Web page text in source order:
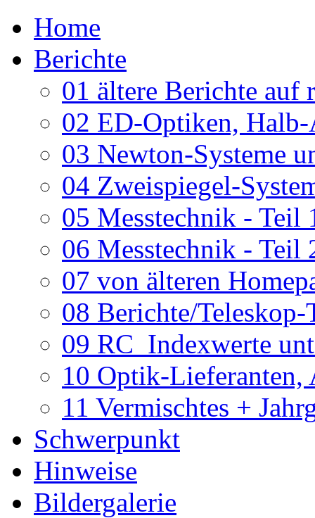
Home
Berichte
01 ältere Berichte auf
02 ED-Optiken, Halb-
03 Newton-Systeme
04 Zweispiegel-
05 Messtechnik - Teil
06 Messtechnik - Teil
07 von älteren
08 Berichte/
09 RC_Indexwerte
10 Optik-Lieferanten,
11 Vermischtes +
Schwerpunkt
Hinweise
Bildergalerie